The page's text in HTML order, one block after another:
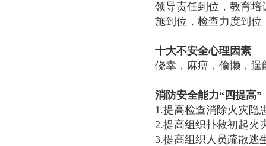
领导责任到位，教育
施到位，检查力度到
十大不安全心理因素
侥幸，麻痹，偷懒，
消防安全能力“四提高”
1.提高检查消除火灾隐
2.提高组织扑救初起火
3.提高组织人员疏散逃